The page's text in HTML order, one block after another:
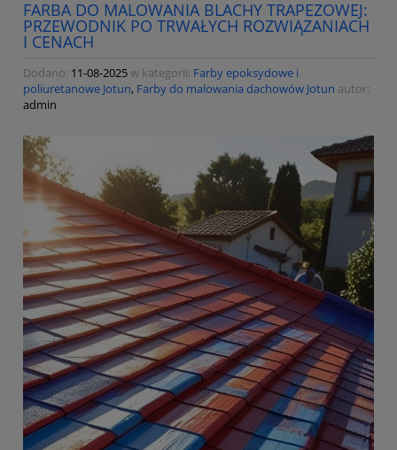
FARBA DO MALOWANIA BLACHY TRAPEZOWEJ:
PRZEWODNIK PO TRWAŁYCH ROZWIĄZANIACH
I CENACH
Dodano: 11-08-2025w kategorii: Farby epoksydowe i
poliuretanowe Jotun, Farby do malowania dachowów Jotun autor:
admin